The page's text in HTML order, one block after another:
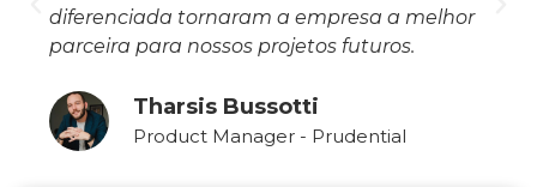
diferenciada tornaram a empresa a melhor
parceira para nossos projetos futuros.
Tharsis Bussotti
Product Manager - Prudential